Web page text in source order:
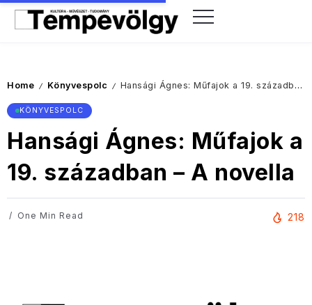
Home / Könyvespolc / Hansági Ágnes: Műfajok a 19. században – A novella
KÖNYVESPOLC
Hansági Ágnes: Műfajok a
19. században – A novella
One Min Read 218